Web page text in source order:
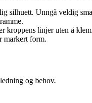
silhuett. Unngå veldig
kroppens linjer uten å
markert form.
og behov.